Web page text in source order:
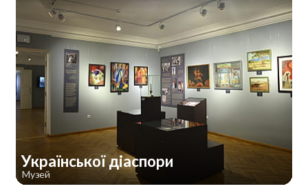
Української діаспори
Музей